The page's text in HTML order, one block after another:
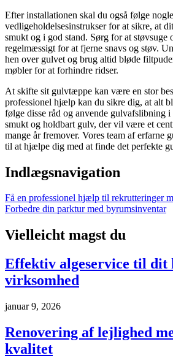
Efter installationen skal du også følge nogle
vedligeholdelsesinstrukser for at sikre, at
smukt og i god stand. Sørg for at støvsuge
regelmæssigt for at fjerne snavs og støv.
hen over gulvet og brug altid bløde
møbler for at forhindre ridser.
At skifte sit gulvtæppe kan være en stor
professionel hjælp kan du sikre dig, at alt
følge disse råd og anvende gulvafslibning
smukt og holdbart gulv, der vil være et
mange år fremover. Vores team af erfarne
til at hjælpe dig med at finde det perfekte
Indlægsnavigation
Få en professionel hjælp til rekrutteringer
Forbedre din parktur med byrumsinventar
Vielleicht magst du
Effektiv algeservice til dit
virksomhed
januar 9, 2026
Renovering af lejlighed
kvalitet